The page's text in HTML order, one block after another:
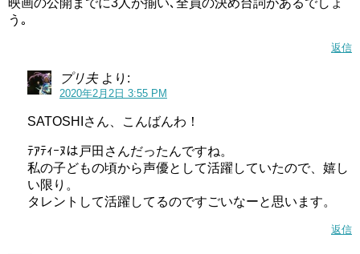
予告見ると、のどかちゃんの運動ダメダメ具合見て、ラビ
そしてキュアフォンテーヌに変身予定のちゆちゃんも登場
です。
ついに始まったヒーリングっどプリキュア、来週も見逃せ
ませんね（＾＾
映画の公開までに3人が揃い､全員の決め台詞があるでしょ
う｡
返信
プリ夫 より:
2020年2月2日 3:55 PM
SATOSHIさん、こんばんわ！
ﾃｱﾃｨｰﾇは戸田さんだったんですね。
私の子どもの頃から声優として活躍していたので、嬉し
い限り。
タレントして活躍してるのですごいなーと思います。
返信